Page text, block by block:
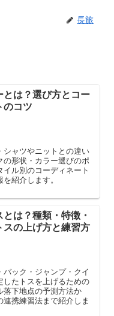
長旅
とは？選び方とコー
のコツ
シャツやニットとの違い
形状・カラー選びのポ
ル別のコーディネート
紹介します。
は？種類・特徴・
スの上げ方と練習方
ック・ジャンプ・クイ
したトスを上げるための
落下地点の予測方法か
携練習法まで紹介しま